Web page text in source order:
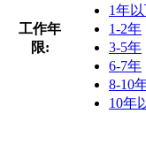
工作年
限:
1年
1-2年
3-5年
6-7年
8-10
10年